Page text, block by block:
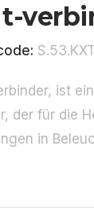
ist
der für die
in